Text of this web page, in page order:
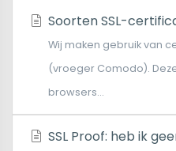
Soorten SSL-
Wij maken gebruik van
(vroeger Comodo).
browsers...
SSL Proof: heb ik